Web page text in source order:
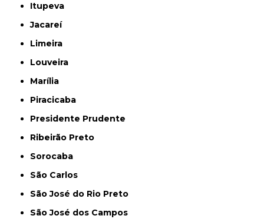
Itupeva
Jacareí
Limeira
Louveira
Marília
Piracicaba
Presidente Prudente
Ribeirão Preto
Sorocaba
São Carlos
São José do Rio Preto
São José dos Campos